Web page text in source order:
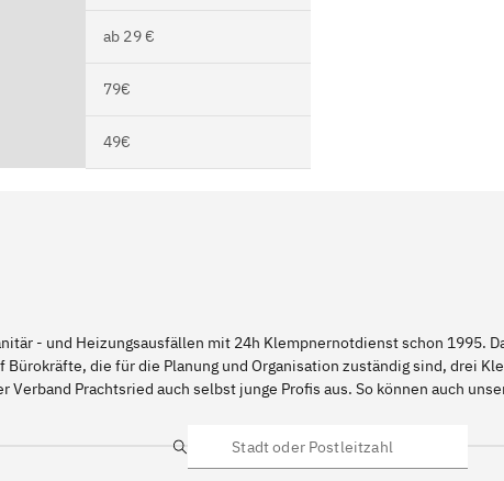
ab 29 €
79€
49€
- und Heizungsausfällen mit 24h Klempnernotdienst schon 1995.
die für die Planung und Organisation zuständig sind, drei
Prachtsried auch selbst junge Profis aus. So können auch
Suche